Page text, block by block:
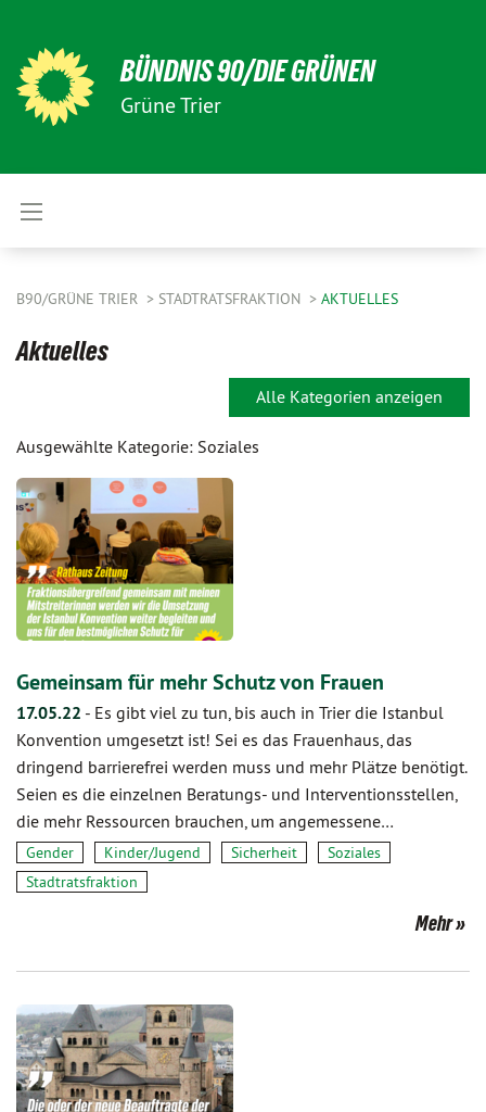
BÜNDNIS 90/DIE GRÜNEN
Grüne Trier
B90/GRÜNE TRIER STADTRATSFRAKTION AKTUELLES
Aktuelles
Alle Kategorien anzeigen
Ausgewählte Kategorie: Soziales
Gemeinsam für mehr Schutz von Frauen
17.05.22 - Es gibt viel zu tun, bis auch in Trier die Istanbul
Konvention umgesetzt ist! Sei es das Frauenhaus, das
dringend barrierefrei werden muss und mehr Plätze benötigt.
Seien es die einzelnen Beratungs- und Interventionsstellen,
die mehr Ressourcen brauchen, um angemessene…
Gender Kinder/Jugend Sicherheit
Soziales
Stadtratsfraktion
Mehr